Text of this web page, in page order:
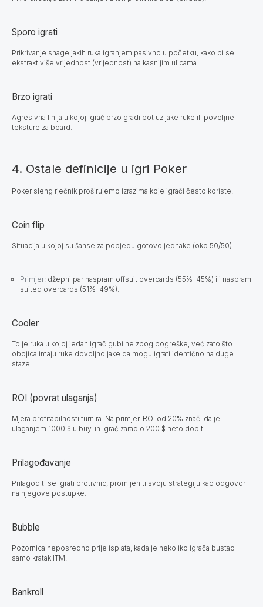
Sporo igrati
Prikrivanje snage jakih ruka igranjem pasivno u početku, kako bi se
ekstrakt više vrijednost (vrijednost) na kasnijim ulicama.
Brzo igrati
Agresivna linija u kojoj igrač brzo gradi pot uz jake ruke ili povoljne
teksture za board.
4. Ostale definicije u igri Poker
Poker sleng rječnik proširujemo izrazima koje igrači često koriste.
Coin flip
Situacija u kojoj su šanse za pobjedu gotovo jednake (oko 50/50).
Primjer: džepni par naspram offsuit overcards (55%–45%) ili naspram
suited overcards (51%–49%).
Cooler
To je ruka u kojoj jedan igrač gubi ne zbog pogreške, već zato što
obojica imaju ruke dovoljno jake da mogu igrati identično na duge
staze.
ROI (povrat ulaganja)
Mjera profitabilnosti turnira. Na primjer, ROI od 20% znači da je
ulaganjem 1000 $ u buy-in igrač zaradio 200 $ neto dobiti.
Prilagođavanje
Prilagoditi se igrati protivnic, promijeniti svoju strategiju kao odgovor
na njegove postupke.
Bubble
Pozornica neposredno prije isplata, kada je nekoliko igrača bustao
samo kratak ITM.
Bankroll